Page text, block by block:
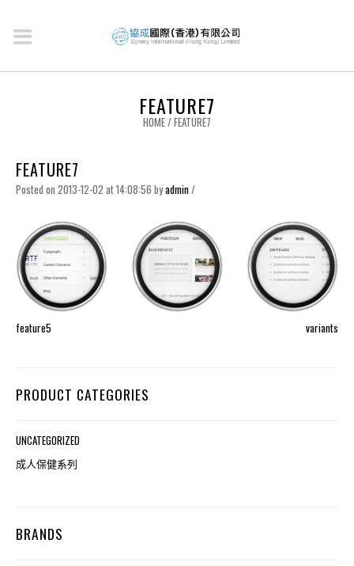
FEATURE7
HOME/FEATURE7
FEATURE7
Posted on 2013-12-02 at 14:08:56 byadmin/
feature5 variants
PRODUCT CATEGORIES
UNCATEGORIZED
成人保健系列
BRANDS